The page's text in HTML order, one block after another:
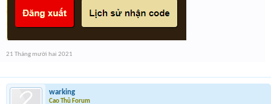
21 Tháng mười hai 2021
warking
Cao Thủ Forum